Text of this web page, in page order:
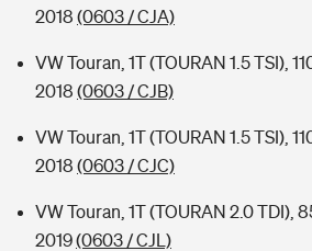
2018 (0603 / CJA)
VW Touran, 1T (TOURAN 1.5 TSI),
2018 (0603 / CJB)
VW Touran, 1T (TOURAN 1.5 TSI),
2018 (0603 / CJC)
VW Touran, 1T (TOURAN 2.0 TDI),
2019(0603 / CJL)